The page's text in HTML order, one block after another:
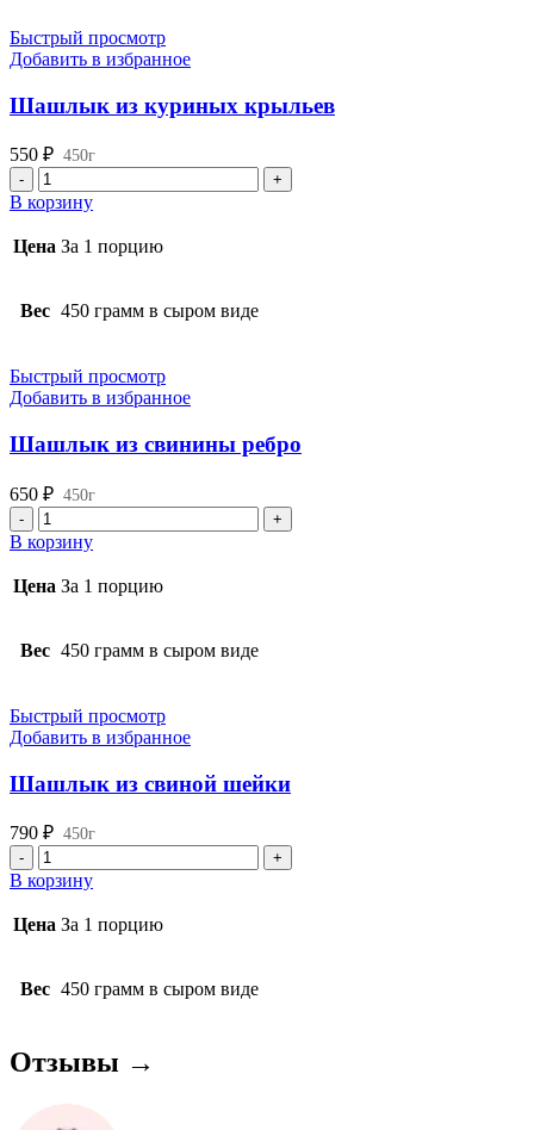
Быстрый просмотр
Добавить в избранное
Шашлык из куриных крыльев
550 ₽ 450г
Количество
товара
Шашлык
из
В корзину
Цена За 1 порцию
Вес 450 грамм в сыром виде
Быстрый просмотр
Добавить в избранное
Шашлык из свинины ребро
650 ₽ 450г
Количество
товара
Шашлык
из
В корзину
Цена За 1 порцию
Вес 450 грамм в сыром виде
Быстрый просмотр
Добавить в избранное
Шашлык из свиной шейки
790 ₽ 450г
Количество
товара
Шашлык
из
В корзину
Цена За 1 порцию
Вес 450 грамм в сыром виде
Отзывы →